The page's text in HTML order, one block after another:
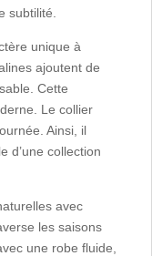
subtilité.
unique à
ajoutent de
Cette
Le collier
Ainsi, il
d’une collection
avec
les saisons
une robe fluide,